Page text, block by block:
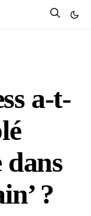
a-t-
dans
?